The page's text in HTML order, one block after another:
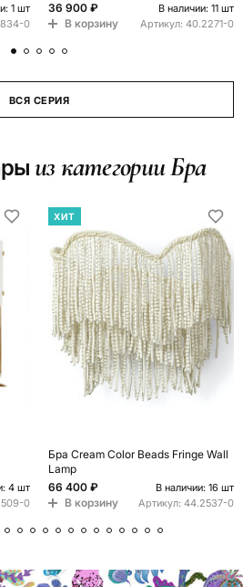
1 шт
0
36 900 ₽ В наличии: 11 шт
В корзину Артикул: 40.2271-0
ВСЯ СЕРИЯ
из категории Бра
4 шт
0
ХИТ
Бра Cream Color Beads Fringe Wall
Lamp
66 400 ₽
В наличии: 16 шт
В корзину Артикул: 44.2537-0